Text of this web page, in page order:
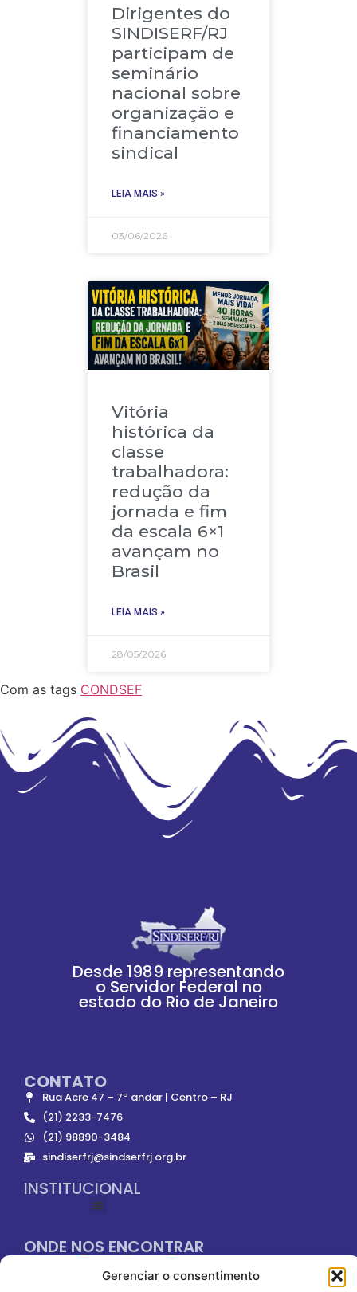
Gerenciar o consentimento
Dirigentes do
SINDISERF/RJ
participam de
seminário
nacional sobre
organização e
financiamento
sindical
LEIA MAIS »
03/06/2026
Vitória
histórica da
classe
trabalhadora:
redução da
jornada e fim
da escala 6×1
avançam no
Brasil
LEIA MAIS »
28/05/2026
Com as tags CONDSEF
Desde 1989 representando
o Servidor Federal no
estado do Rio de Janeiro
CONTATO
Rua Acre 47 – 7º andar | Centro – RJ
(21) 2233-7476
(21) 98890-3484
sindiserfrj@sindserfrj.org.br
INSTITUCIONAL
ONDE NOS ENCONTRAR